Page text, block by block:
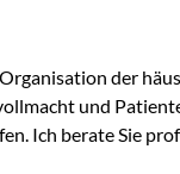
der
und
Ich berate Sie